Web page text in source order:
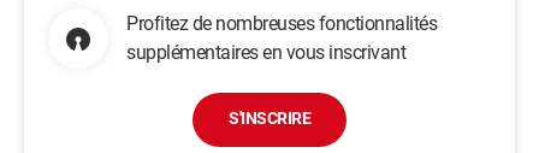
Profitez de nombreuses fonctionnalités
supplémentaires en vous inscrivant
S'INSCRIRE